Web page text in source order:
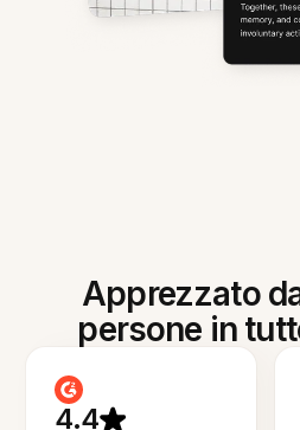
Apprezzato
persone in
4.4